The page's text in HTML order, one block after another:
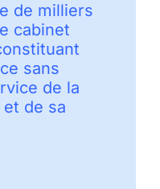
de milliers
cabinet
sans
de la
de sa